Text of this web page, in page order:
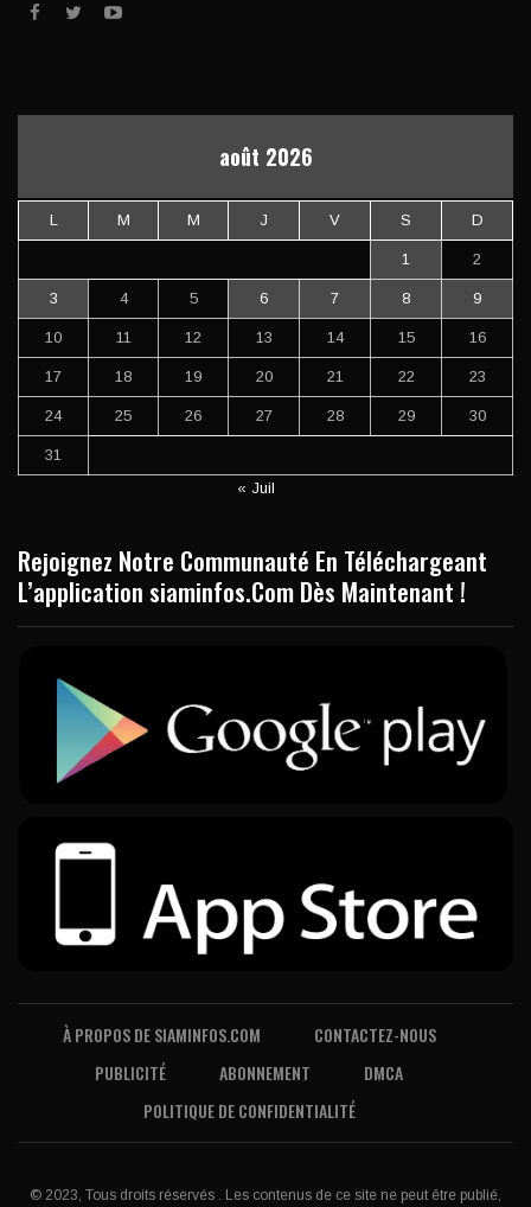
août 2026
L M M J V S D
1 2
3 4 5 6 7 8 9
10 11 12 13 14 15 16
17 18 19 20 21 22 23
24 25 26 27 28 29 30
31
« Juil
Rejoignez Notre Communauté En Téléchargeant
L’application siaminfos.Com Dès Maintenant !
À PROPOS DE SIAMINFOS.COM
CONTACTEZ-NOUS
PUBLICITÉ
ABONNEMENT
DMCA
POLITIQUE DE CONFIDENTIALITÉ
© 2023, Tous droits réservés . Les contenus de ce site ne peut être publié,